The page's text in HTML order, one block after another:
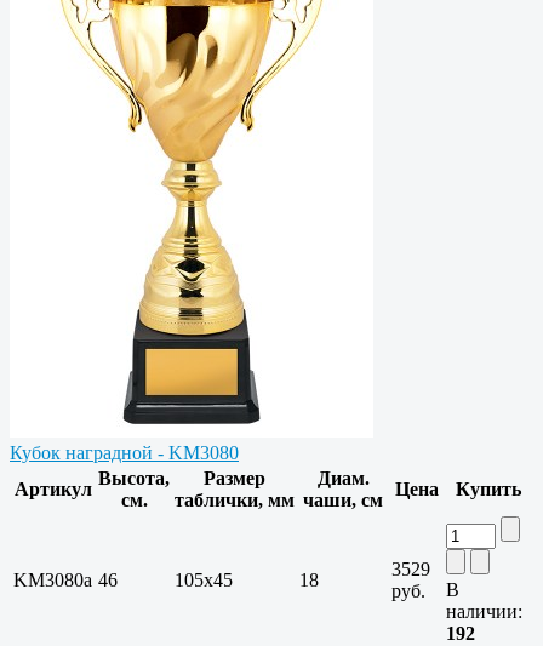
Кубок наградной - KM3080
Артикул
Высота,
см.
Размер
таблички, мм
Диам.
чаши, см
Цена Купить
KM3080a 46 105х45 18
3529
руб.
В
наличии:
192